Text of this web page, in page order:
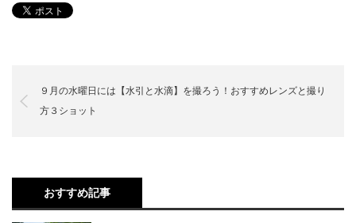
９月の水曜日には【水引と水滴】を撮ろう！おすすめレンズと撮り
方３ショット
おすすめ記事